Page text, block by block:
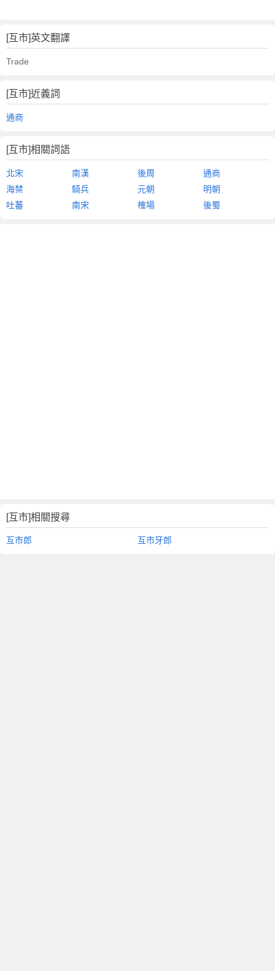
[互市]英文翻譯
Trade
[互市]近義詞
通商
[互市]相關詞語
北宋 南漢 後周
通商
海禁
騎兵 元朝
明朝
吐蕃
南宋 榷場 後蜀
[互市]相關搜尋
互市郎 互市牙郎